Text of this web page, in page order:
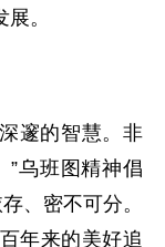
。
邃的智慧。非
”乌班图精神倡
、密不可分。
年来的美好追